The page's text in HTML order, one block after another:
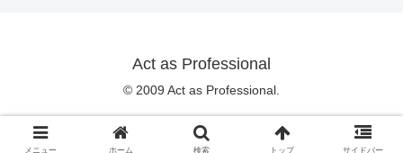
Act as Professional
© 2009 Act as Professional.
メニュー ホーム 検索 トップ サイドバー